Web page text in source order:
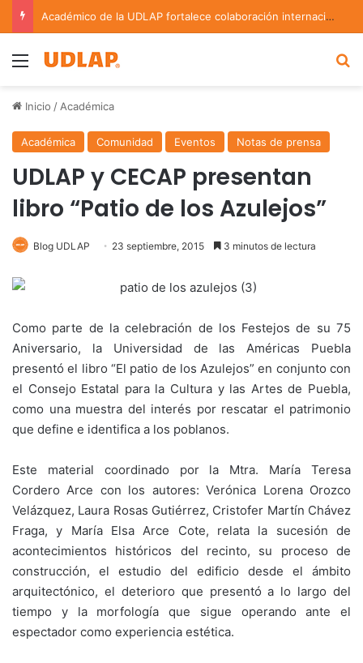
Académico de la UDLAP fortalece colaboración internacional con estancia de investigación en Argentina
Menu
Inicio / Académica
Académica Comunidad Eventos Notas de prensa
UDLAP y CECAP presentan
libro “Patio de los Azulejos”
Blog UDLAP 23 septiembre, 2015 3 minutos de lectura
Como parte de la celebración de los Festejos de su 75
Aniversario, la Universidad de las Américas Puebla
presentó el libro “El patio de los Azulejos” en conjunto con
el Consejo Estatal para la Cultura y las Artes de Puebla,
como una muestra del interés por rescatar el patrimonio
que define e identifica a los poblanos.
Este material coordinado por la Mtra. María Teresa
Cordero Arce con los autores: Verónica Lorena Orozco
Velázquez, Laura Rosas Gutiérrez, Cristofer Martín Chávez
Fraga, y María Elsa Arce Cote, relata la sucesión de
acontecimientos históricos del recinto, su proceso de
construcción, el estudio del edificio desde el ámbito
arquitectónico, el deterioro que presentó a lo largo del
tiempo y la morfología que sigue operando ante el
espectador como experiencia estética.